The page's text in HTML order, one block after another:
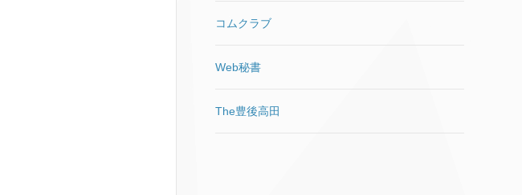
コムクラブ
Web秘書
The豊後高田